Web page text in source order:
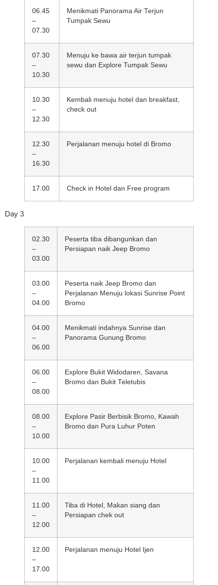
06.45
–
07.30
Menikmati Panorama Air Terjun
Tumpak Sewu
07.30
–
10.30
Menuju ke bawa air terjun tumpak
sewu dan Explore Tumpak Sewu
10.30
–
12.30
Kembali menuju hotel dan breakfast,
check out
12.30
–
16.30
Perjalanan menuju hotel di Bromo
17.00 Check in Hotel dan Free program
Day 3
02.30
–
03.00
Peserta tiba dibangunkan dan
Persiapan naik Jeep Bromo
03.00
–
04.00
Peserta naik Jeep Bromo dan
Perjalanan Menuju lokasi Sunrise Point
Bromo
04.00
–
06.00
Menikmati indahnya Sunrise dan
Panorama Gunung Bromo
06.00
–
08.00
Explore Bukit Widodaren, Savana
Bromo dan Bukit Teletubis
08.00
–
10.00
Explore Pasir Berbisik Bromo, Kawah
Bromo dan Pura Luhur Poten
10.00
–
11.00
Perjalanan kembali menuju Hotel
11.00
–
12.00
Tiba di Hotel, Makan siang dan
Persiapan chek out
12.00
–
17.00
Perjalanan menuju Hotel Ijen